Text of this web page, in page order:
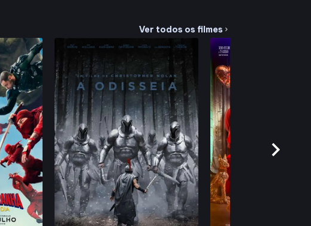
Ver todos os filmes chevron_right